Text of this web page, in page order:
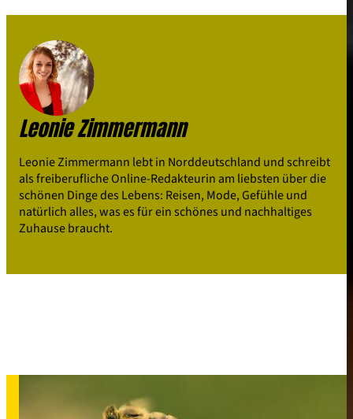
Leonie Zimmermann
Leonie Zimmermann lebt in Norddeutschland und schreibt
als freiberufliche Online-Redakteurin am liebsten über die
schönen Dinge des Lebens: Reisen, Mode, Gefühle und
natürlich alles, was es für ein schönes und nachhaltiges
Zuhause braucht.